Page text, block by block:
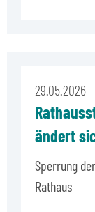
29.05.2026
ändert
Sperrung
Rathaus